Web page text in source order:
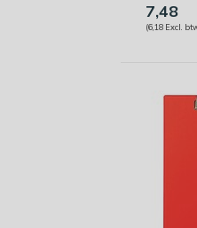
7,48
(6,18 Excl.